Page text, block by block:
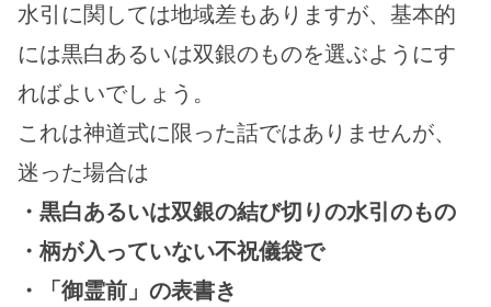
水引に関しては地域差もありますが、基本的
には黒白あるいは双銀のものを選ぶようにす
ればよいでしょう。
これは神道式に限った話ではありませんが、
迷った場合は
・黒白あるいは双銀の結び切りの水引のもの
・柄が入っていない不祝儀袋で
・「御霊前」の表書き